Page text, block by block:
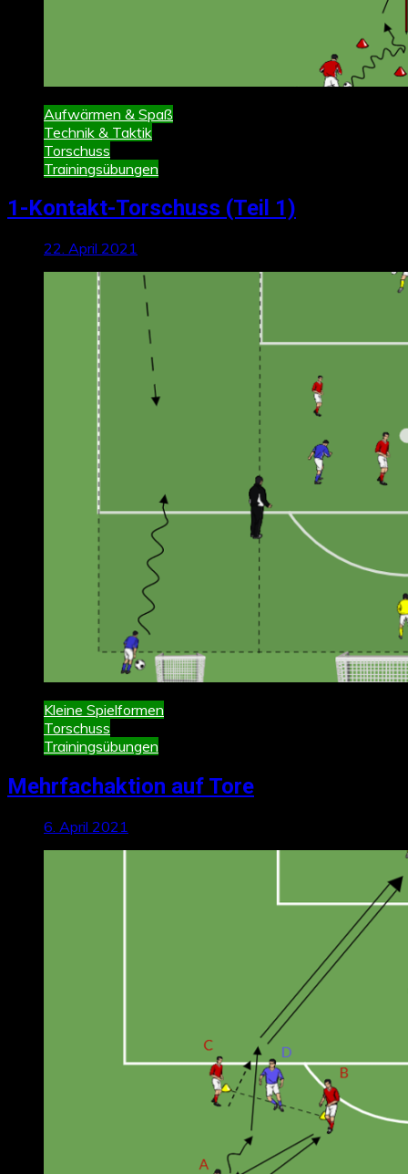
Aufwärmen & Spaß
Technik & Taktik
Torschuss
Trainingsübungen
1-Kontakt-Torschuss (Teil 1)
22. April 2021
Kleine Spielformen
Torschuss
Trainingsübungen
Mehrfachaktion auf Tore
6. April 2021